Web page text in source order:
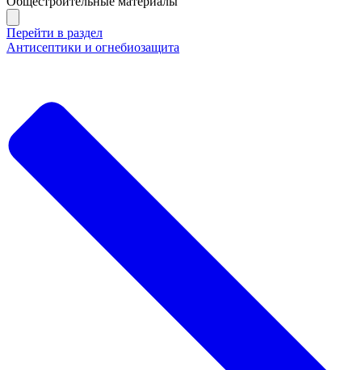
Перейти в раздел
Антисептики и огнебиозащита